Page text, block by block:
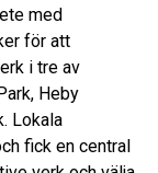
med
för att
i tre av
Heby
Lokala
fick en central